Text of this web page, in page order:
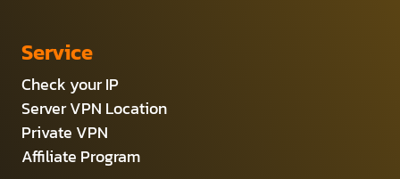
Service
Check your IP
Server VPN Location
Private VPN
Affiliate Program